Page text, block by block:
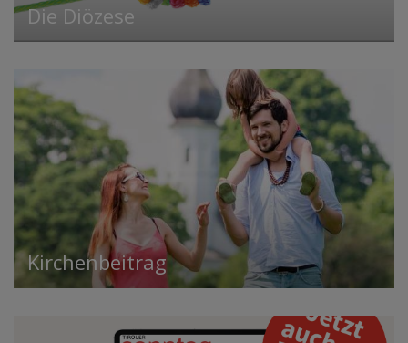
Die Diözese
Kirchenbeitrag